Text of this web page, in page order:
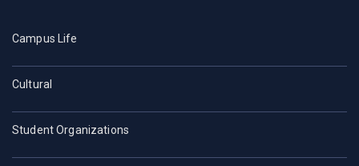
Campus Life
Cultural
Student Organizations